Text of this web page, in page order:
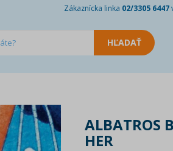
Zákaznícka linka 02/3305 6447
ALBATROS
HER